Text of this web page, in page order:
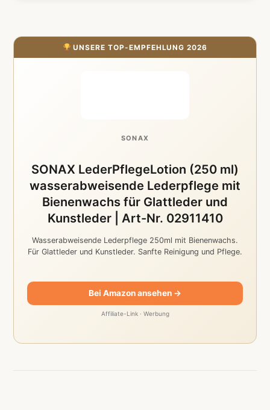
UNSERE TOP-EMPFEHLUNG 2026
SONAX
SONAX LederPflegeLotion (250 ml)
wasserabweisende Lederpflege mit
Bienenwachs für Glattleder und
Kunstleder | Art-Nr. 02911410
Wasserabweisende Lederpflege 250ml mit Bienenwachs.
Für Glattleder und Kunstleder. Sanfte Reinigung und Pflege.
Bei Amazon ansehen →
Affiliate-Link · Werbung